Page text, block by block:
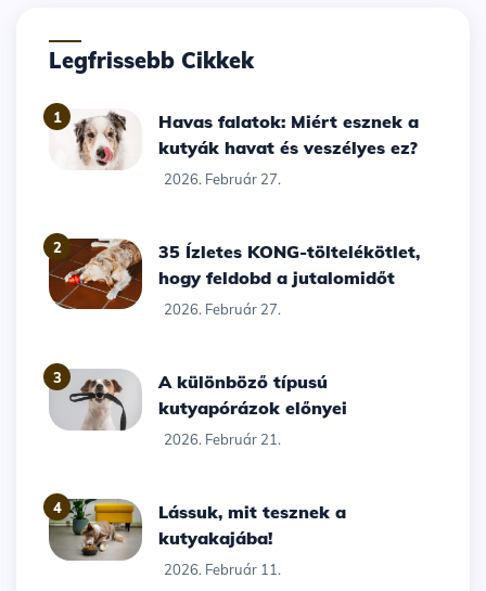
Legfrissebb Cikkek
1
Havas falatok: Miért esznek a
kutyák havat és veszélyes ez?
2026. Február 27.
2
35 Ízletes KONG-töltelékötlet,
hogy feldobd a jutalomidőt
2026. Február 27.
3
A különböző típusú
kutyapórázok előnyei
2026. Február 21.
4
Lássuk, mit tesznek a
kutyakajába!
2026. Február 11.